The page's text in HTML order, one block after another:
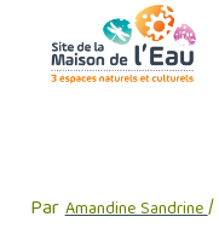
contenu
ParAmandine Sandrine/